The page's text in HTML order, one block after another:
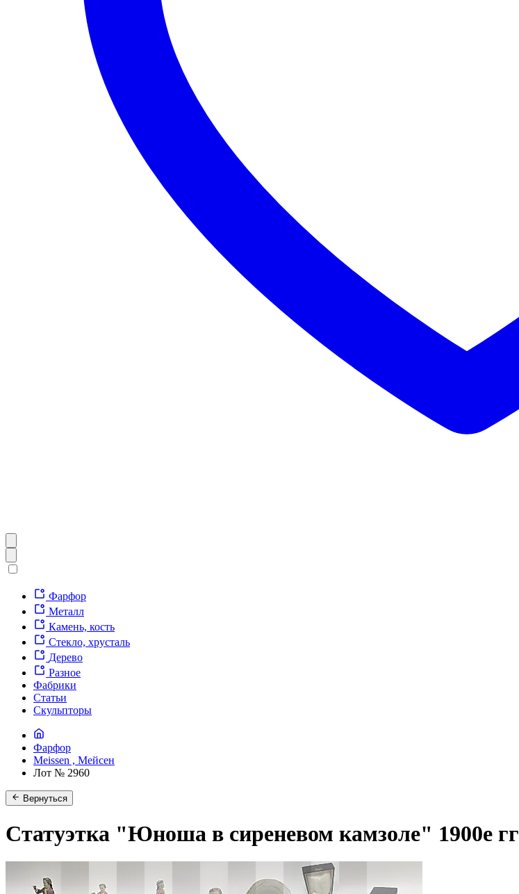
Фарфор
Металл
Камень, кость
Стекло, хрусталь
Дерево
Разное
Фабрики
Статьи
Скульпторы
Фарфор
Meissen , Мейсен
Лот № 2960
Вернуться
Статуэтка "Юноша в сиреневом камзоле" 1900е гг